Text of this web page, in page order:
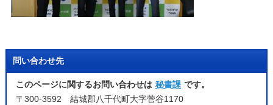
問い合わせ先
このページに関するお問い合わせは 秘書課 です。
〒300-3592 結城郡八千代町大字菅谷1170